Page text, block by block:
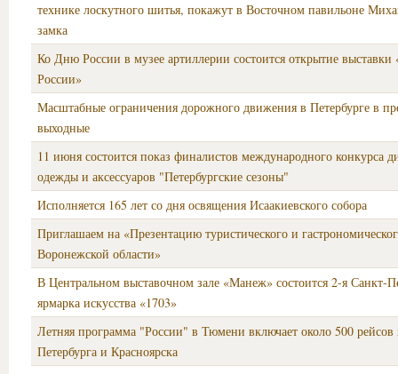
технике лоскутного шитья, покажут в Восточном павильоне
замка
Ко Дню России в музее артиллерии состоится открытие выставки
России»
Масштабные ограничения дорожного движения в Петербурге в
выходные
11 июня состоится показ финалистов международного конкурса
одежды и аксессуаров "Петербургские сезоны"
Исполняется 165 лет со дня освящения Исаакиевского собора
Приглашаем на «Презентацию туристического и
Воронежской области»
В Центральном выставочном зале «Манеж» состоится 2-я Санкт-
ярмарка искусства «1703»
Летняя программа "России" в Тюмени включает около 500
Петербурга и Красноярска